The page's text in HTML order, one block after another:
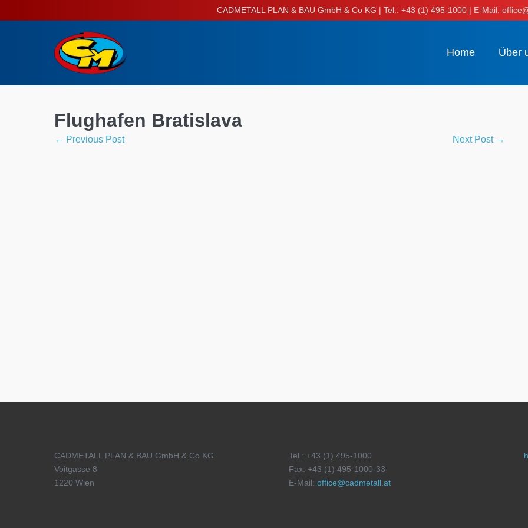
to
CADMETALL PLAN & BAU GmbH & Co KG | Tel.: +43 (1) 495-1000 | E-Mail:
Home Über
Flughafen Bratislava
Post
← Previous Post Next Post →
CADMETALL PLAN & BAU GmbH & Co KG
Voitgasse 8
1220 Wien
Tel.: +43 (1) 495-1000
Fax: +43 (1) 495-1000-33
E-Mail:office@cadmetall.at